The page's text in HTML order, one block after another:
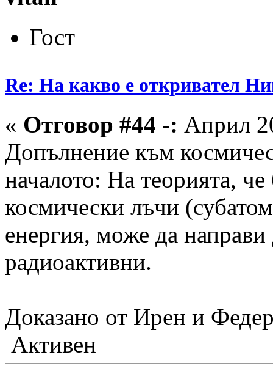
Гост
Re: На какво е откривател
« Отговор #44 -: Април
Допълнение към
началото: На теорията,
космически лъчи
енергия, може да направи
радиоактивни.
Доказано от Ирен и
Активен